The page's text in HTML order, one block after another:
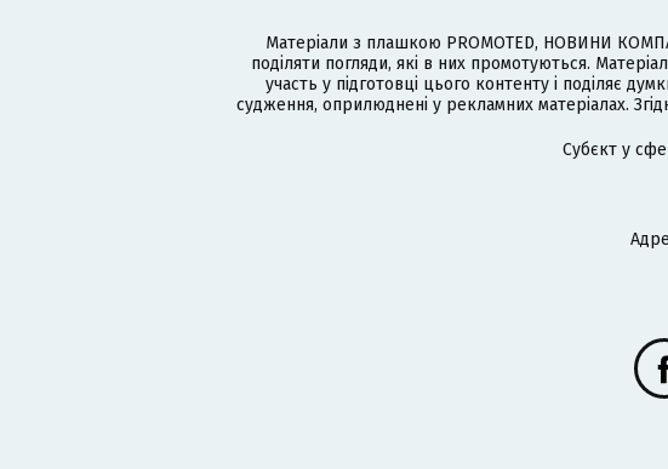
Матеріали з плашкою PROMOTED, НОВИНИ
поділяти погляди, які в них промотуються.
участь у підготовці цього контенту і поділяє
судження, оприлюднені у рекламних матеріалах.
Cубєкт у